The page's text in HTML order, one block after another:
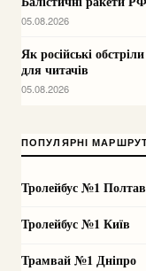
05.08.2026
Як російські
для читачів
05.08.2026
ПОПУЛЯРНІ
Тролейбус №1
Тролейбус №1 Київ
Трамвай №1 Дніпро